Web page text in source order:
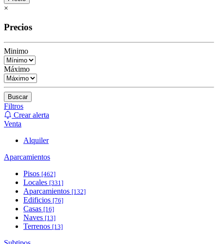
×
Precios
Minimo
Máximo
Buscar
Filtros
Crear alerta
Venta
Alquiler
Aparcamientos
Pisos [462]
Locales [331]
Aparcamientos [132]
Edificios [76]
Casas [16]
Naves [13]
Terrenos [13]